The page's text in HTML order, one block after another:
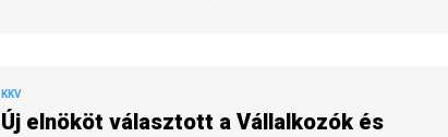
KKV
Új elnököt választott a Vállalkozók és